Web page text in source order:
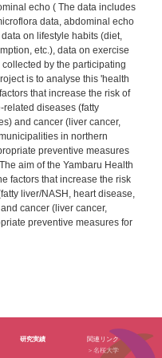
echo ( The data includes
data, abdominal echo
on lifestyle habits (diet,
etc.), data on exercise
by the participating
is to analyse this 'health
that increase the risk of
diseases (fatty
and cancer (liver cancer,
in northern
preventive measures
aim of the Yambaru Health
factors that increase the risk
liver/NASH, heart disease,
cancer (liver cancer,
preventive measures for
研究実績
関連リンク
＞名桜大学